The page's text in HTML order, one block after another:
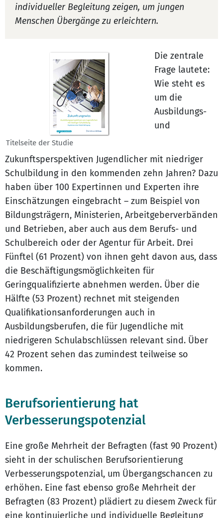
individueller Begleitung zeigen, um jungen
Menschen Übergänge zu erleichtern.
Titelseite der Studie
Die zentrale
Frage lautete:
Wie steht es
um die
Ausbildungs-
und
Zukunftsperspektiven Jugendlicher mit niedriger
Schulbildung in den kommenden zehn Jahren? Dazu
haben über 100 Expertinnen und Experten ihre
Einschätzungen eingebracht – zum Beispiel von
Bildungsträgern, Ministerien, Arbeitgeberverbänden
und Betrieben, aber auch aus dem Berufs- und
Schulbereich oder der Agentur für Arbeit. Drei
Fünftel (61 Prozent) von ihnen geht davon aus, dass
die Beschäftigungsmöglichkeiten für
Geringqualifizierte abnehmen werden. Über die
Hälfte (53 Prozent) rechnet mit steigenden
Qualifikationsanforderungen auch in
Ausbildungsberufen, die für Jugendliche mit
niedrigeren Schulabschlüssen relevant sind. Über
42 Prozent sehen das zumindest teilweise so
kommen.
Berufsorientierung hat
Verbesserungspotenzial
Eine große Mehrheit der Befragten (fast 90 Prozent)
sieht in der schulischen Berufsorientierung
Verbesserungspotenzial, um Übergangschancen zu
erhöhen. Eine fast ebenso große Mehrheit der
Befragten (83 Prozent) plädiert zu diesem Zweck für
eine kontinuierliche und individuelle Begleitung